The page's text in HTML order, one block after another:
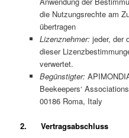
die Nutzungsrechte am
übertragen
Lizenznehmer: jeder, der
dieser
verwertet.
Begünstigter:
Beekeepers‘
00186 Roma, Italy
2. Vertragsabschluss